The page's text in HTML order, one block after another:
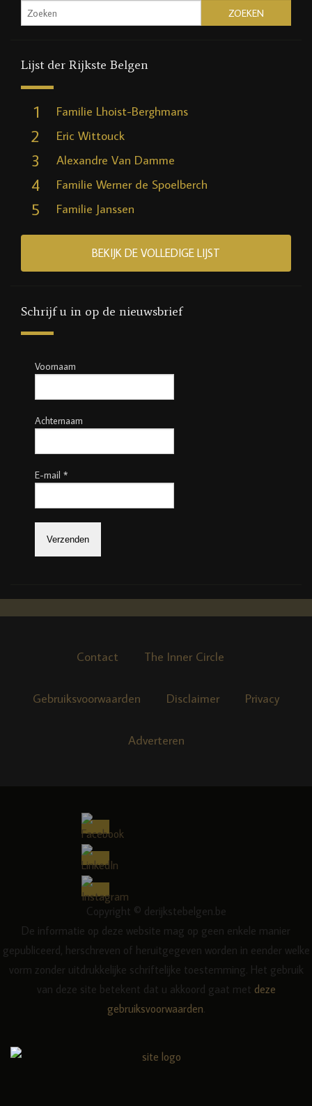
Lijst der Rijkste Belgen
1 Familie Lhoist-Berghmans
2 Eric Wittouck
3 Alexandre Van Damme
4 Familie Werner de Spoelberch
5 Familie Janssen
BEKIJK DE VOLLEDIGE LIJST
Schrijf u in op de nieuwsbrief
Voornaam
Achternaam
E-mail *
Contact The Inner Circle
Gebruiksvoorwaarden Disclaimer Privacy
Adverteren
Copyright © derijkstebelgen.be
De informatie op deze website mag op geen enkele manier
gepubliceerd, herschreven of heruitgegeven worden in eender welke
vorm zonder uitdrukkelijke schriftelijke toestemming. Het gebruik
van deze site betekent dat u akkoord gaat met deze
gebruiksvoorwaarden